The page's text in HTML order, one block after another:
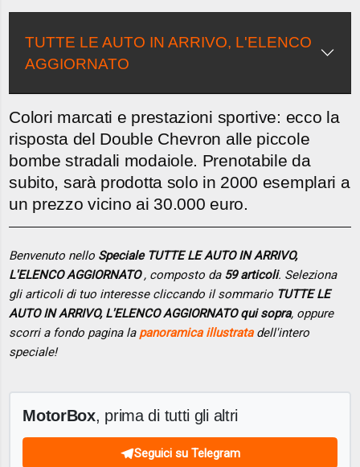
TUTTE LE AUTO IN ARRIVO, L'ELENCO
AGGIORNATO
Colori marcati e prestazioni sportive: ecco la
risposta del Double Chevron alle piccole
bombe stradali modaiole. Prenotabile da
subito, sarà prodotta solo in 2000 esemplari a
un prezzo vicino ai 30.000 euro.
Benvenuto nello Speciale TUTTE LE AUTO IN ARRIVO,
L'ELENCO AGGIORNATO, composto da 59 articoli. Seleziona
gli articoli di tuo interesse cliccando il sommario TUTTE LE
AUTO IN ARRIVO, L'ELENCO AGGIORNATO qui sopra, oppure
scorri a fondo pagina la panoramica illustratadell'intero
speciale!
MotorBox, prima di tutti gli altri
Seguici su Telegram